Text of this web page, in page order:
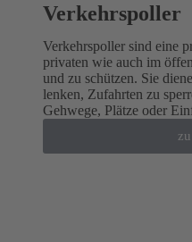
Verkehrspoller
Verkehrspoller sind eine
privaten wie auch im
und zu schützen. Sie
lenken, Zufahrten zu
Gehwege, Plätze oder